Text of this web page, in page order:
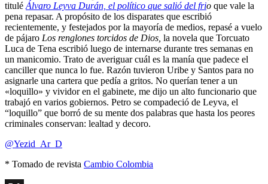
titulé Álvaro Leyva Durán, el político que salió del frio que vale la
pena repasar. A propósito de los disparates que escribió
recientemente, y festejados por la mayoría de medios, repasé a vuelo
de pájaro Los renglones torcidos de Dios, la novela que Torcuato
Luca de Tena escribió luego de internarse durante tres semanas en
un manicomio. Trato de averiguar cuál es la manía que padece el
canciller que nunca lo fue. Razón tuvieron Uribe y Santos para no
asignarle una cartera que pedía a gritos. No querían tener a un
«loquillo» y vividor en el gabinete, me dijo un alto funcionario que
trabajó en varios gobiernos. Petro se compadeció de Leyva, el
“loquillo” que borró de su mente dos palabras que hasta los peores
criminales conservan: lealtad y decoro.
@Yezid_Ar_D
* Tomado de revista Cambio Colombia